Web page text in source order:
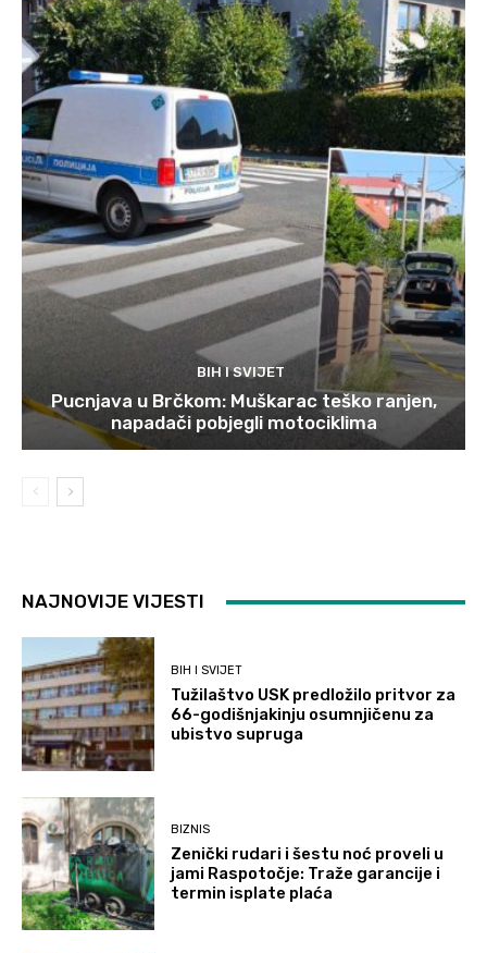
BIH I SVIJET
Pucnjava u Brčkom: Muškarac teško ranjen,
napadači pobjegli motociklima
NAJNOVIJE VIJESTI
BIH I SVIJET
Tužilaštvo USK predložilo pritvor za
66-godišnjakinju osumnjičenu za
ubistvo supruga
BIZNIS
Zenički rudari i šestu noć proveli u
jami Raspotočje: Traže garancije i
termin isplate plaća